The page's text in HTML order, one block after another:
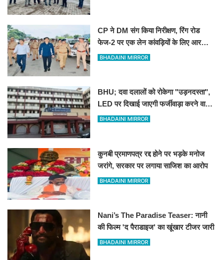
CP ने DM संग किया निरीक्षण, रिंग रोड
फेज-2 पर एक लेन कांवड़ियों के लिए आरक्षित
रखने के निर्देश
BHADAINI MIRROR
BHU; दवा दलालों को रोकेगा "उड़नदस्ता",
LED पर दिखाई जाएगी फर्जीवाड़ा करने वालों
की तस्वीर
BHADAINI MIRROR
कुनबी प्रमाणपत्र रद्द होने पर भड़के मनोज
जरांगे, सरकार पर लगाया साजिश का आरोप
BHADAINI MIRROR
Nani’s The Paradise Teaser: नानी
की फिल्म 'द पैराडाइज' का खूंखार टीजर जारी
BHADAINI MIRROR